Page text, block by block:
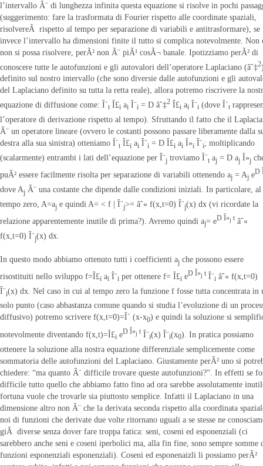
l’intervallo Ã¨ di lunghezza infinita questa equazione si risolve in pochi
(suggerimento: fare la trasformata di Fourier rispetto alle coordinate spaziali,
risolvereÂ rispetto al tempo per separazione di variabili e antitrasformare), se
invece l’intervallo ha dimensioni finite il tutto si complica notevolmente. Non
non si possa risolvere, perÃ² non Ã¨ piÃ¹ cosÃ¬ banale. Ipotizziamo perÃ² di
conoscere tutte le autofunzioni e gli autovalori dell’operatore Laplaciano (âˆ‡2
definito sul nostro intervallo (che sono diversie dalle autofunzioni e gli
del Laplaciano definito su tutta la retta reale), allora potremo riscrivere la
equazione di diffusione come: Î´t Î£i ai Î¨i = D âˆ‡2 Î£i ai Î¨i (dove Î´t
l’operatore di derivazione rispetto al tempo). Sfruttando il fatto che il
Ã¨ un operatore lineare (ovvero le costanti possono passare liberamente dalla
destra alla sua sinistra) otteniamo Î´t Î£i ai Î¨i = D Î£i ai Î»i Î¨i; moltiplicando
(scalarmente) entrambi i lati dell’equazione per Î¨j troviamo Î´t aj = D aj Î»j
puÃ² essere facilmente risolta per separazione di variabili ottenendo aj = Aj eD
dove Aj Ã¨ una costante che dipende dalle condizioni iniziali. In particolare, al
tempo zero, A=aj e quindi A= < f | Î¨j>= âˆ« f(x,t=0) Î¨j(x) dx (vi ricordate la
relazione apparentemente inutile di prima?). Avremo quindi aj= eD Î»j t âˆ«
f(x,t=0) Î¨j(x) dx.
In questo modo abbiamo ottenuto tutti i coefficienti aj che possono essere
risostituiti nello sviluppo f=Î£i ai Î¨i per ottenere f= Î£i eD Î»j t Î¨i âˆ« f(x,t=0)
Î¨i(x) dx. Nel caso in cui al tempo zero la funzione f fosse tutta concentrata in
solo punto (caso abbastanza comune quando si studia l’evoluzione di un
diffusivo) potremo scrivere f(x,t=0)=Î´ (x-x0) e quindi la soluzione si
notevolmente diventando f(x,t)=Î£i eD Î»j t Î¨i(x) Î¨i(x0). In pratica possiamo
ottenere la soluzione alla nostra equazione differenziale semplicemente come
sommatoria delle autofunzioni del Laplaciano. Giustamente perÃ² uno si
chiedere: “ma quanto Ã¨ difficile trovare queste autofunzioni?”. In effetti se
difficile tutto quello che abbiamo fatto fino ad ora sarebbe assolutamente
fortuna vuole che trovarle sia piuttosto semplice. Infatti il Laplaciano in una
dimensione altro non Ã¨ che la derivata seconda rispetto alla coordinata
noi di funzioni che derivate due volte ritornano uguali a se stesse ne
giÃ diverse senza dover fare troppa fatica: seni, coseni ed esponenziali (ci
sarebbero anche seni e coseni iperbolici ma, alla fin fine, sono sempre somme
funzioni esponenziali esponenziali). Coseni ed esponenaizli li possiamo perÃ²